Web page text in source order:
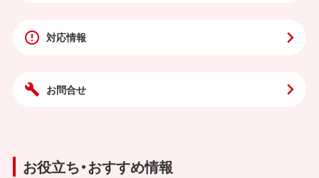
対応情報
お問合せ
お役立ち・おすすめ情報